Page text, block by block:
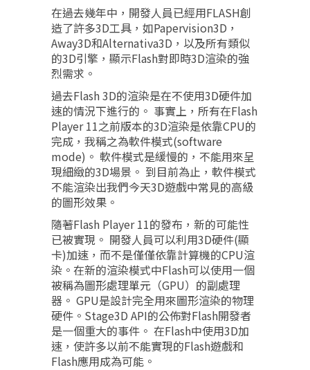
在過去幾年中，開發人員已經用FLASH創
造了許多3D工具，如Papervision3D，
Away3D和Alternativa3D，以及所有類似
的3D引擎，顯示Flash對即時3D渲染的強
烈需求。
過去Flash 3D的渲染是在不使用3D硬件加
速的情況下進行的。 事實上，所有在Flash
Player 11之前版本的3D渲染是依靠CPU的
完成，我稱之為軟件模式(software
mode)。 軟件模式是緩慢的，不能用來呈
現細緻的3D場景。 到目前為止，軟件模式
不能渲染出我們今天3D遊戲中常見的高級
的圖形效果。
隨著Flash Player 11的發布，新的可能性
已被實現。 開發人員可以利用3D硬件(顯
卡)加速，而不是僅僅依靠計算機的CPU渲
染。在新的渲染模式中Flash可以使用一個
被稱為圖形處理單元（GPU）的副處理
器。 GPU是設計完全用來圖形渲染的物理
硬件。Stage3D API的公佈對Flash開發者
是一個重大的事件。 在Flash中使用3D加
速，使許多以前不能實現的Flash遊戲和
Flash應用成為可能。